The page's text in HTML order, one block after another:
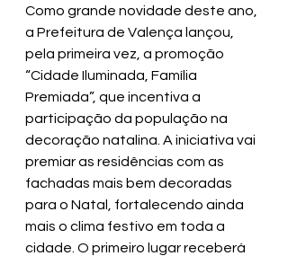
Como grande novidade deste ano,
a Prefeitura de Valença lançou,
pela primeira vez, a promoção
“Cidade Iluminada, Família
Premiada”, que incentiva a
participação da população na
decoração natalina. A iniciativa vai
premiar as residências com as
fachadas mais bem decoradas
para o Natal, fortalecendo ainda
mais o clima festivo em toda a
cidade. O primeiro lugar receberá